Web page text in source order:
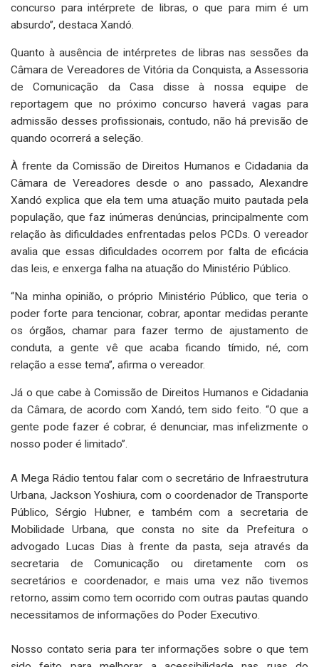
concurso para intérprete de libras, o que para mim é um
absurdo”, destaca Xandó.
Quanto à ausência de intérpretes de libras nas sessões da
Câmara de Vereadores de Vitória da Conquista, a Assessoria
de Comunicação da Casa disse à nossa equipe de
reportagem que no próximo concurso haverá vagas para
admissão desses profissionais, contudo, não há previsão de
quando ocorrerá a seleção.
À frente da Comissão de Direitos Humanos e Cidadania da
Câmara de Vereadores desde o ano passado, Alexandre
Xandó explica que ela tem uma atuação muito pautada pela
população, que faz inúmeras denúncias, principalmente com
relação às dificuldades enfrentadas pelos PCDs. O vereador
avalia que essas dificuldades ocorrem por falta de eficácia
das leis, e enxerga falha na atuação do Ministério Público.
“Na minha opinião, o próprio Ministério Público, que teria o
poder forte para tencionar, cobrar, apontar medidas perante
os órgãos, chamar para fazer termo de ajustamento de
conduta, a gente vê que acaba ficando tímido, né, com
relação a esse tema”, afirma o vereador.
Já o que cabe à Comissão de Direitos Humanos e Cidadania
da Câmara, de acordo com Xandó, tem sido feito. “O que a
gente pode fazer é cobrar, é denunciar, mas infelizmente o
nosso poder é limitado”.
A Mega Rádio tentou falar com o secretário de Infraestrutura
Urbana, Jackson Yoshiura, com o coordenador de Transporte
Público, Sérgio Hubner, e também com a secretaria de
Mobilidade Urbana, que consta no site da Prefeitura o
advogado Lucas Dias à frente da pasta, seja através da
secretaria de Comunicação ou diretamente com os
secretários e coordenador, e mais uma vez não tivemos
retorno, assim como tem ocorrido com outras pautas quando
necessitamos de informações do Poder Executivo.
Nosso contato seria para ter informações sobre o que tem